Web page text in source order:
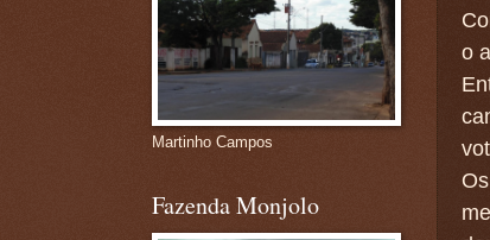
o
Martinho Campos
Fazenda Monjolo